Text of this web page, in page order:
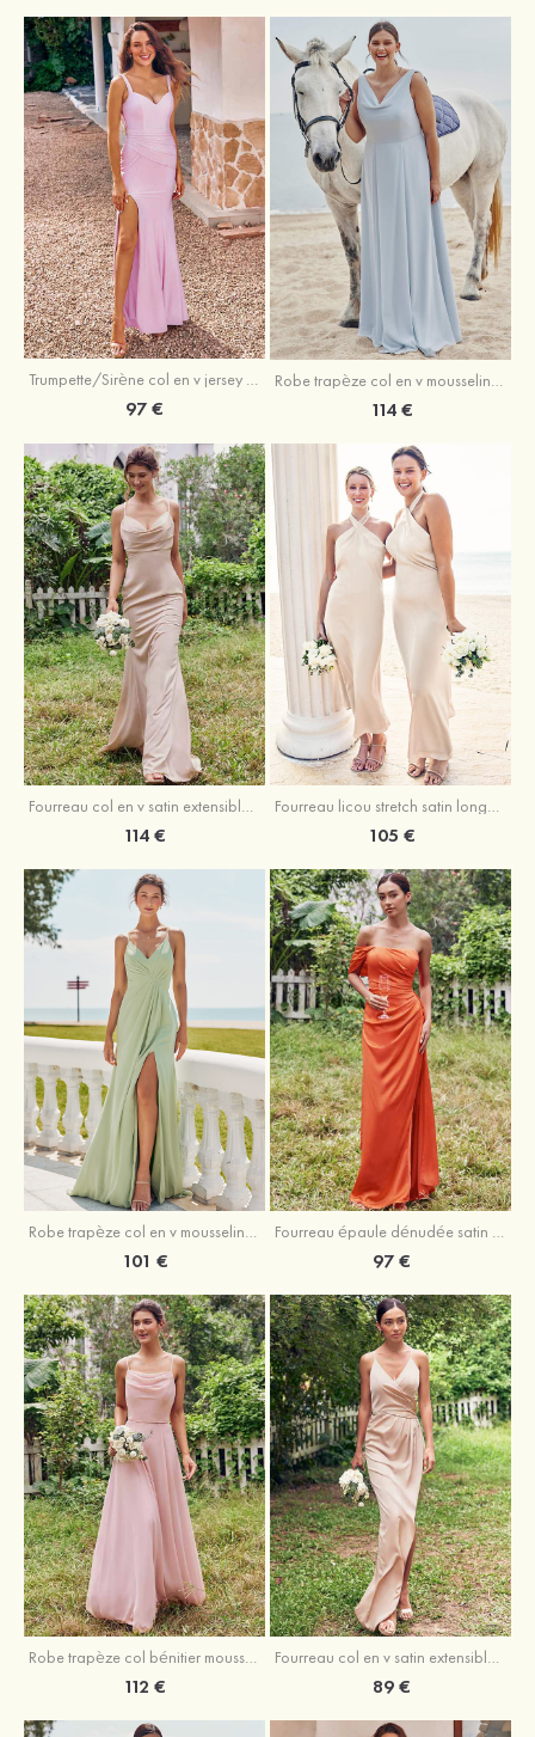
Trumpette/Sirène col en v jersey ras du sol robe de demoiselle d'honneur
97 € 114 €
Fourreau col en v satin extensible ras du sol robe de demoiselle d'honneur
114 €
Fourreau licou stretch satin longueur cheville robe de demoiselle d'honneur
105 €
Robe trapèze col en v mousseline ras du sol robe de demoiselle d'honneur
101 €
Fourreau épaule dénudée satin extensible ras du sol robe de demoiselle d'honneur
97 €
Robe trapèze col bénitier mousseline ras du sol robe de demoiselle d'honneur
112 €
Fourreau col en v satin extensible asymétrique robe de demoiselle d'honneur
89 €